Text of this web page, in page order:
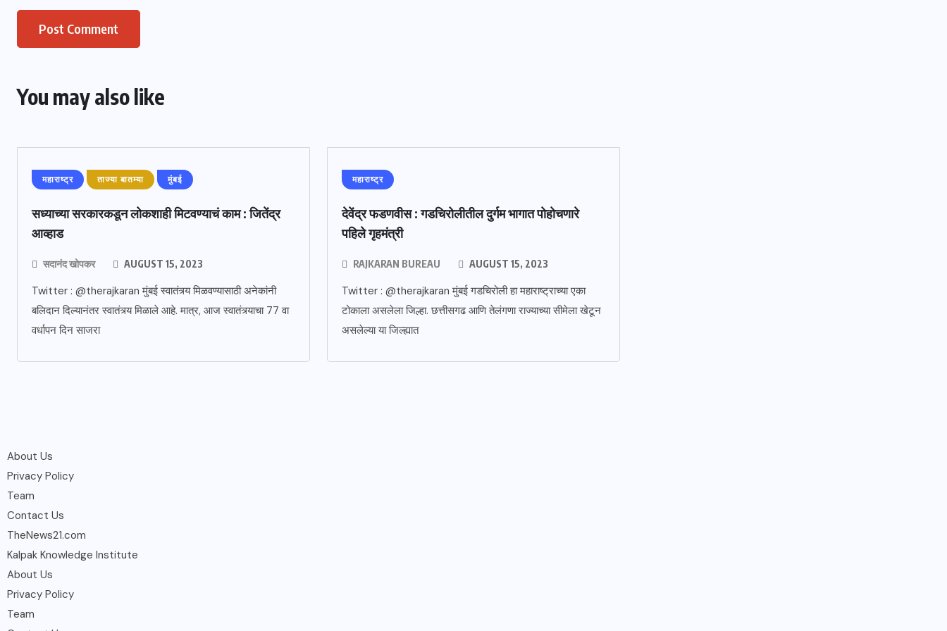
You may also like
महाराष्ट्र ताज्या बातम्या मुंबई
सध्याच्या सरकारकडून लोकशाही मिटवण्याचं काम : जितेंद्र
आव्हाड
सदानंद खोपकर AUGUST 15, 2023
Twitter : @therajkaran मुंबई स्वातंत्र्य मिळवण्यासाठी अनेकांनी
बलिदान दिल्यानंतर स्वातंत्र्य मिळाले आहे. मात्र, आज स्वातंत्र्याचा 77 वा
वर्धापन दिन साजरा
महाराष्ट्र
देवेंद्र फडणवीस : गडचिरोलीतील दुर्गम भागात पोहोचणारे
पहिले गृहमंत्री
RAJKARAN BUREAU AUGUST 15, 2023
Twitter : @therajkaran मुंबई गडचिरोली हा महाराष्ट्राच्या एका
टोकाला असलेला जिल्हा. छत्तीसगढ आणि तेलंगणा राज्याच्या सीमेला खेटून
असलेल्या या जिल्ह्यात
About Us
Privacy Policy
Team
Contact Us
TheNews21.com
Kalpak Knowledge Institute
About Us
Privacy Policy
Team